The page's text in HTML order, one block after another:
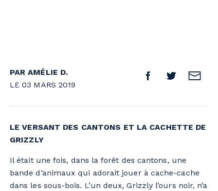
PAR AMÉLIE D.
LE 03 MARS 2019
LE VERSANT DES CANTONS ET LA CACHETTE DE
GRIZZLY
Il était une fois, dans la forêt des cantons, une
bande d’animaux qui adorait jouer à cache-cache
dans les sous-bois. L’un deux, Grizzly l’ours noir, n’a